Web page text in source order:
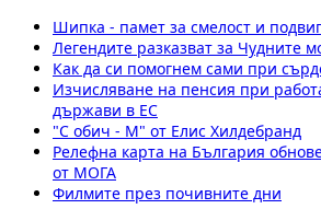
Шипка - памет за смелост и подвиг
Легендите разказват за Чудните
Как да си помогнем сами при
Изчисляване на пенсия при
държави в ЕС
"С обич - М" от Елис Хилдебранд
Релефна карта на България
от МОГА
Филмите през почивните дни